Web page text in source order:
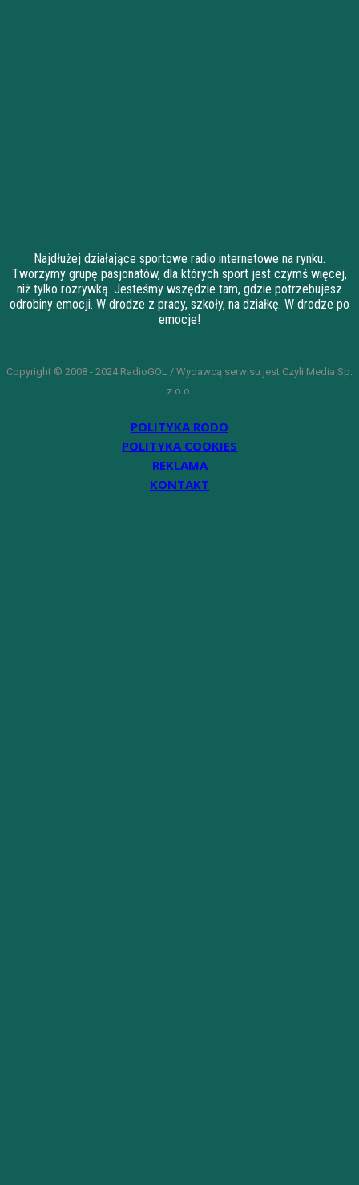
Najdłużej działające sportowe radio internetowe na rynku.
Tworzymy grupę pasjonatów, dla których sport jest czymś więcej,
niż tylko rozrywką. Jesteśmy wszędzie tam, gdzie potrzebujesz
odrobiny emocji. W drodze z pracy, szkoły, na działkę. W drodze po
emocje!
Copyright © 2008 - 2024 RadioGOL / Wydawcą serwisu jest Czyli Media Sp.
z o.o.
POLITYKA RODO
POLITYKA COOKIES
REKLAMA
KONTAKT